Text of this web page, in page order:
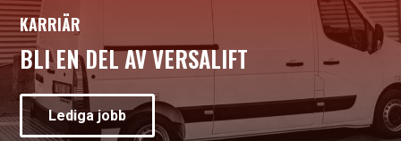
KARRIÄR
BLI EN DEL AV VERSALIFT
Lediga jobb